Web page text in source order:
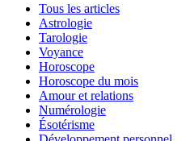
Tous les articles
Astrologie
Tarologie
Voyance
Horoscope
Horoscope du mois
Amour et relations
Numérologie
Ésotérisme